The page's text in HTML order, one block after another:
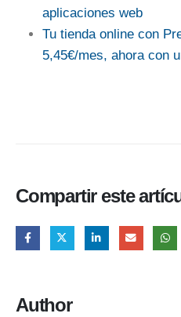
aplicaciones web
Tu tienda online con
5,45€/mes, ahora con
Compartir este
Author